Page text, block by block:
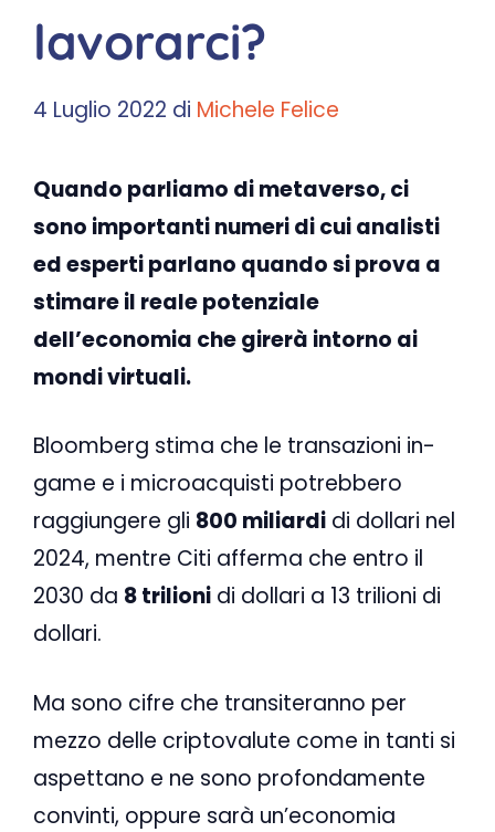
lavorarci?
4 Luglio 2022 di Michele Felice
Quando parliamo di metaverso, ci
sono importanti numeri di cui analisti
ed esperti parlano quando si prova a
stimare il reale potenziale
dell’economia che girerà intorno ai
mondi virtuali.
Bloomberg stima che le transazioni in-
game e i microacquisti potrebbero
raggiungere gli 800 miliardi di dollari nel
2024, mentre Citi afferma che entro il
2030 da 8 trilioni di dollari a 13 trilioni di
dollari.
Ma sono cifre che transiteranno per
mezzo delle criptovalute come in tanti si
aspettano e ne sono profondamente
convinti, oppure sarà un’economia